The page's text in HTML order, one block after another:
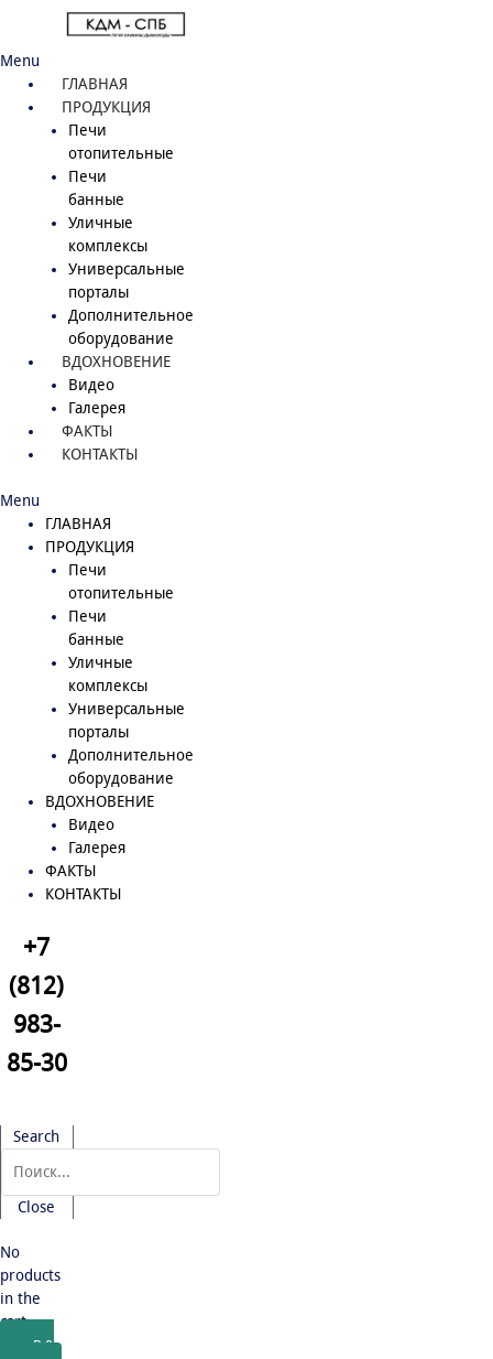
Menu
ГЛАВНАЯ
ПРОДУКЦИЯ
Печи
отопительные
Печи
банные
Уличные
комплексы
Универсальные
порталы
Дополнительное
оборудование
ВДОХНОВЕНИЕ
Видео
Галерея
ФАКТЫ
КОНТАКТЫ
Menu
ГЛАВНАЯ
ПРОДУКЦИЯ
Печи
отопительные
Печи
банные
Уличные
комплексы
Универсальные
порталы
Дополнительное
оборудование
ВДОХНОВЕНИЕ
Видео
Галерея
ФАКТЫ
КОНТАКТЫ
+7
(812)
983-
85-30
Search
Close
No
products
in the
cart.
₽ 0